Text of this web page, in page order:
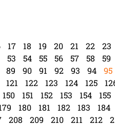
17 18 19 20 21 22 23
53 54 55 56 57 58 59
89 90 91 92 93 94 95
121 122 123 124 125
150 151 152 153 154 155
180 181 182 183 184
208 209 210 211 212